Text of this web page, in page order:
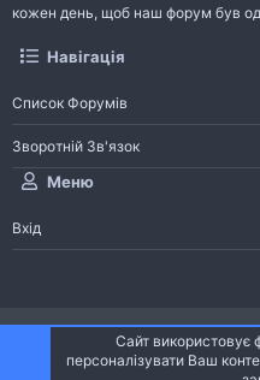
кожен день, щоб наш форум був
Навігація
Список Форумів
Зворотній Зв'язок
Меню
Вхід
Community platform by XenForo® ©
Community platform by XenForo ©
Сайт використовує
персоналізувати Ваш